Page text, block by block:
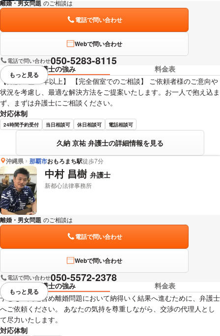
離婚・男女問題 のご相談は
電話で問い合わせ
Webで問い合わせ
電話で問い合わせ050-5283-8115
弁護士の強み
料金表
【弁護士歴10年以上】 【完全個室でのご相談】 ご依頼者様のご意向や
状況を考慮し、最適な解決方法をご提案いたします。お一人で抱え込ま
ず、まずは弁護士にご相談ください。
対応体制
24時間予約受付 当日相談可 休日相談可 電話相談可
久納 京祐 弁護士の詳細情報を見る
視覚的に省略されている要素を
もっと見る
沖縄県 那覇市おもろまち駅徒歩7分
中村 昌樹 弁護士
新都心法律事務所
離婚・男女問題 のご相談は
電話で問い合わせ
Webで問い合わせ
電話で問い合わせ050-5572-2378
弁護士の強み
料金表
子どもの問題含め離婚問題において納得いく結果へ進むために、弁護士
へご依頼ください。 あなたの気持を尊重しながら、交渉の代理人とし
て尽力いたします。
対応体制
視覚的に省略されている要素を
もっと見る